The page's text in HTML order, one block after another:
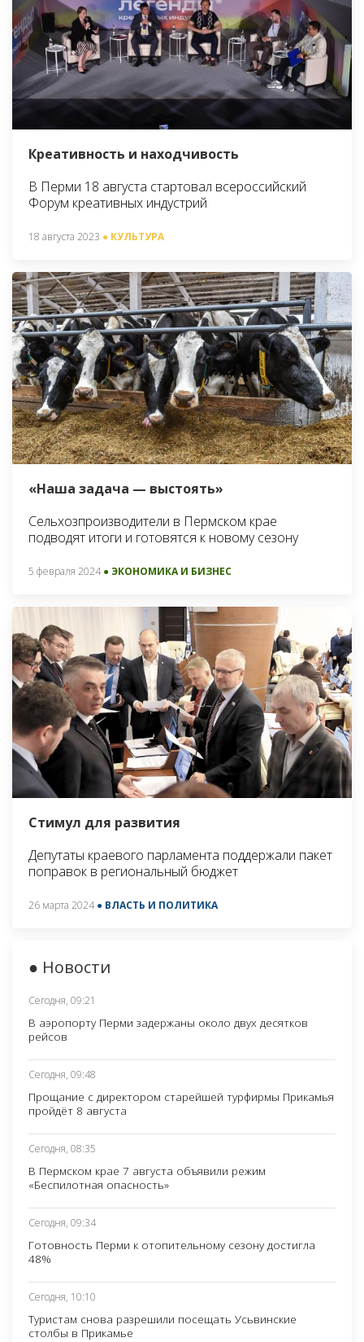
Креативность и находчивость
В Перми 18 августа стартовал всероссийский
Форум креативных индустрий
18 августа 2023 ● КУЛЬТУРА
«Наша задача — выстоять»
Сельхозпроизводители в Пермском крае
подводят итоги и готовятся к новому сезону
5 февраля 2024● ЭКОНОМИКА И БИЗНЕС
Стимул для развития
Депутаты краевого парламента поддержали пакет
поправок в региональный бюджет
26 марта 2024● ВЛАСТЬ И ПОЛИТИКА
● Новости
Сегодня, 09:21
В аэропорту Перми задержаны около двух десятков
рейсов
Сегодня, 09:48
Прощание с директором старейшей турфирмы Прикамья
пройдёт 8 августа
Сегодня, 08:35
В Пермском крае 7 августа объявили режим
«Беспилотная опасность»
Сегодня, 09:34
Готовность Перми к отопительному сезону достигла
48%
Сегодня, 10:10
Туристам снова разрешили посещать Усьвинские
столбы в Прикамье